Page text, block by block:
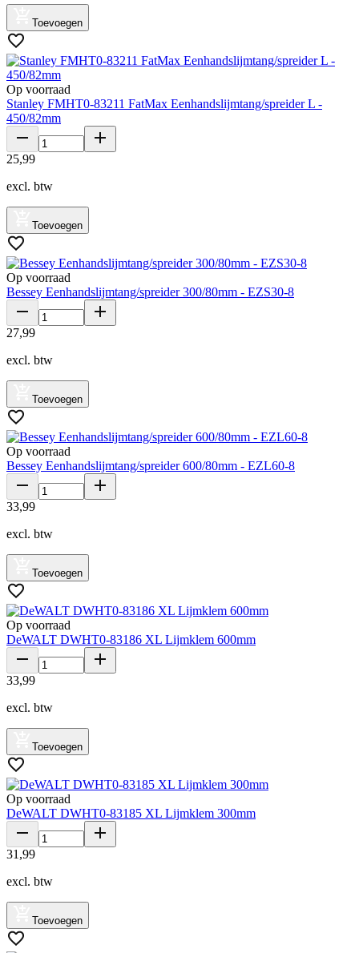
Toevoegen
Op voorraad
Stanley FMHT0-83211 FatMax Eenhandslijmtang/spreider L -
450/82mm
25,99
excl. btw
Toevoegen
Op voorraad
Bessey Eenhandslijmtang/spreider 300/80mm - EZS30-8
27,99
excl. btw
Toevoegen
Op voorraad
Bessey Eenhandslijmtang/spreider 600/80mm - EZL60-8
33,99
excl. btw
Toevoegen
Op voorraad
DeWALT DWHT0-83186 XL Lijmklem 600mm
33,99
excl. btw
Toevoegen
Op voorraad
DeWALT DWHT0-83185 XL Lijmklem 300mm
31 ,99
excl. btw
Toevoegen